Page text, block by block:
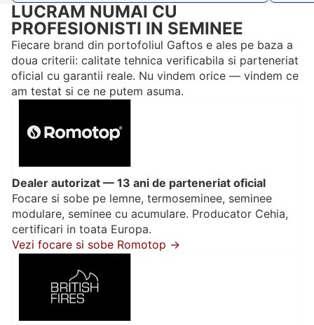
LUCRAM NUMAI CU
PROFESIONISTI IN SEMINEE
Fiecare brand din portofoliul Gaftos e ales pe baza a
doua criterii: calitate tehnica verificabila si parteneriat
oficial cu garantii reale. Nu vindem orice — vindem ce
am testat si ce ne putem asuma.
Dealer autorizat — 13 ani de parteneriat oficial
Focare si sobe pe lemne, termoseminee, seminee
modulare, seminee cu acumulare. Producator Cehia,
certificari in toata Europa.
Vezi focare si sobe Romotop →